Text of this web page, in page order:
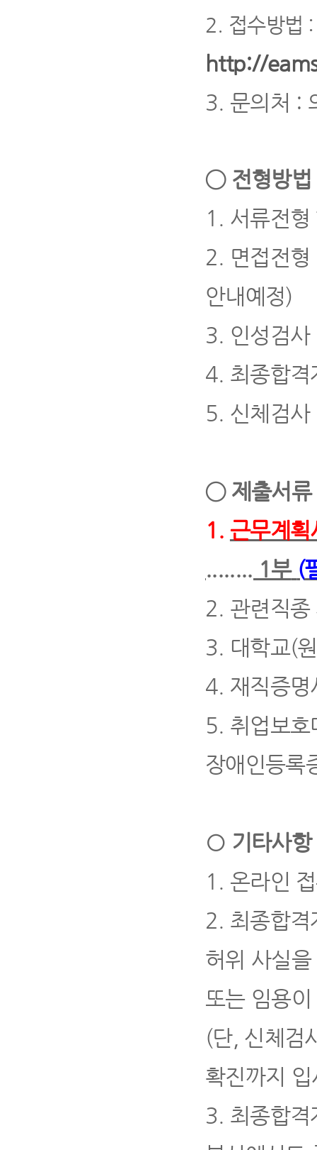
2. 접수방법
http://
3. 문의처 :
◯ 전형방
1. 서류전
2. 면접전형
안내예정)
3. 인성검사
4. 최종합
5. 신체검사
◯ 제출서류
1. 근무계획
........ 1 부 (
2. 관련직
3. 대학교(원
4. 재직증명
5. 취업보호
장애인등록
○ 기타사항
1. 온라인
2. 최종합
허위 사실
또는 임용
(단, 신체검
확진까지
3. 최종합